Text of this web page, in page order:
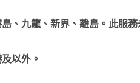
、九龍、新界、離島。此服
以外。